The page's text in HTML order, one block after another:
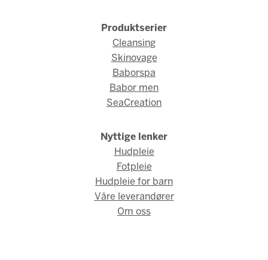
Produktserier
Cleansing
Skinovage
Baborspa
Babor men
SeaCreation
Nyttige lenker
Hudpleie
Fotpleie
Hudpleie for barn
Våre leverandører
Om oss